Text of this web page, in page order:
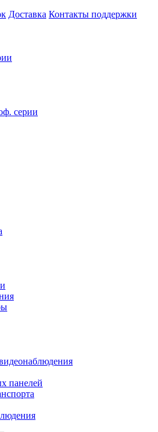
Доставка Контакты поддержки
серии
панелей